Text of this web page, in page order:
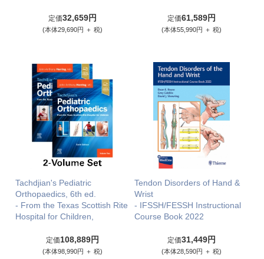
定価32,659円
(本体29,690円 ＋ 税)
定価61,589円
(本体55,990円 ＋ 税)
Tachdjian's Pediatric
Orthopaedics, 6th ed.
- From the Texas Scottish Rite
Hospital for Children,
定価108,889円
(本体98,990円 ＋ 税)
Tendon Disorders of Hand &
Wrist
- IFSSH/FESSH Instructional
Course Book 2022
定価31,449円
(本体28,590円 ＋ 税)